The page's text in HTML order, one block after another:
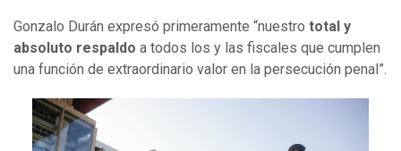
Gonzalo Durán expresó primeramente “nuestro total y
absoluto respaldo a todos los y las fiscales que cumplen
una función de extraordinario valor en la persecución penal”.